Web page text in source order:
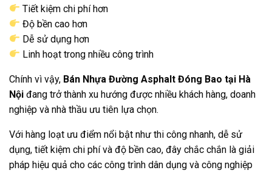
Tiết kiệm chi phí hơn
Độ bền cao hơn
Dễ sử dụng hơn
Linh hoạt trong nhiều công trình
Chính vì vậy, Bán Nhựa Đường Asphalt Đóng Bao tại Hà
Nội đang trở thành xu hướng được nhiều khách hàng, doanh
nghiệp và nhà thầu ưu tiên lựa chọn.
Với hàng loạt ưu điểm nổi bật như thi công nhanh, dễ sử
dụng, tiết kiệm chi phí và độ bền cao, đây chắc chắn là giải
pháp hiệu quả cho các công trình dân dụng và công nghiệp